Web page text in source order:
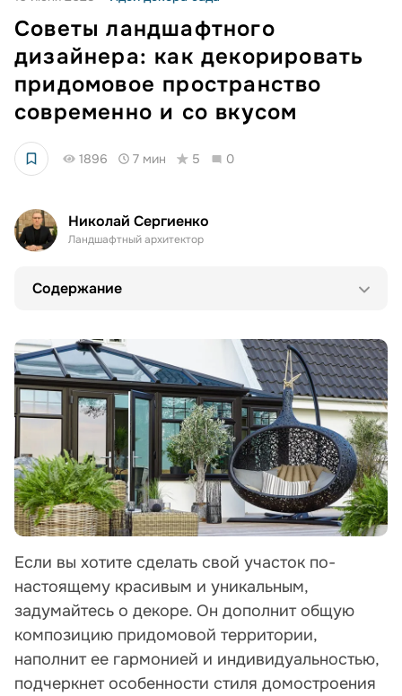
Советы ландшафтного
дизайнера: как декорировать
придомовое пространство
современно и со вкусом
1896 7 мин 5 0
Если вы хотите сделать свой участок по-
настоящему красивым и уникальным,
задумайтесь о декоре. Он дополнит общую
композицию придомовой территории,
наполнит ее гармонией и индивидуальностью,
подчеркнет особенности стиля домостроения
Николай Сергиенко
Ландшафтный архитектор
Содержание